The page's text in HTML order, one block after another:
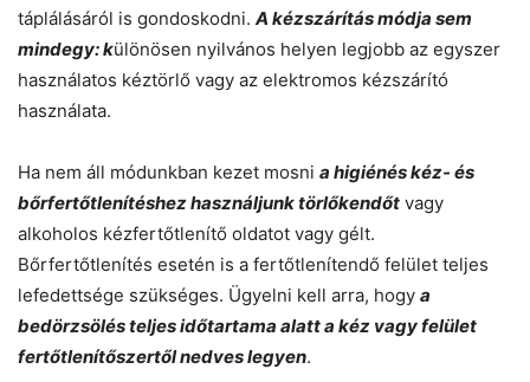
táplálásáról is gondoskodni. A kézszárítás módja sem
mindegy: különösen nyilvános helyen legjobb az egyszer
használatos kéztörlő vagy az elektromos kézszárító
használata.
Ha nem áll módunkban kezet mosni a higiénés kéz- és
bőrfertőtlenítéshez használjunk törlőkendőt vagy
alkoholos kézfertőtlenítő oldatot vagy gélt.
Bőrfertőtlenítés esetén is a fertőtlenítendő felület teljes
lefedettsége szükséges. Ügyelni kell arra, hogy a
bedörzsölés teljes időtartama alatt a kéz vagy felület
fertőtlenítőszertől nedves legyen.